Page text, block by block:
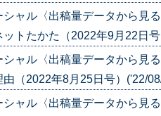
シャル〈出稿量データから
トたかた（2022年9月22日
シャル〈出稿量データから
（2022年8月25日号）('22/
シャル〈出稿量データから